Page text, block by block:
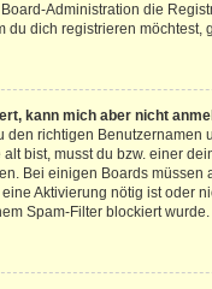
Administration die
du dich registrieren
kann mich aber nicht
den richtigen
bist, musst du bzw. einer
Bei einigen Boards
Aktivierung nötig ist oder
Spam-Filter blockiert